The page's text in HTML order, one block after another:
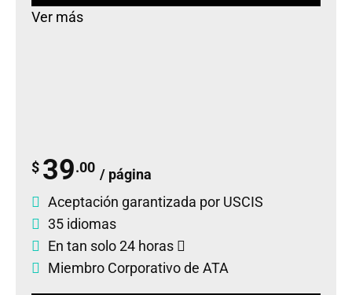
Ver más
$ 39.00 / página
Aceptación garantizada por USCIS
35 idiomas
En tan solo 24 horas
Miembro Corporativo de ATA